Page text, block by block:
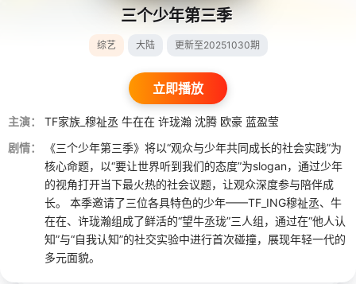
三个少年第三季
综艺 大陆 更新至20251030期
立即播放
主演： TF家族_穆祉丞 牛在在 许珑瀚 沈腾 欧豪 蓝盈莹
剧情：
《三个少年第三季》将以“观众与少年共同成长的社会实践”为
核心命题，以“要让世界听到我们的态度”为slogan，通过少年
的视角打开当下最火热的社会议题，让观众深度参与陪伴成
长。 本季邀请了三位各具特色的少年——TF_ING穆祉丞、牛
在在、许珑瀚组成了鲜活的“望牛丞珑”三人组，通过在“他人认
知”与“自我认知”的社交实验中进行首次碰撞，展现年轻一代的
多元面貌。